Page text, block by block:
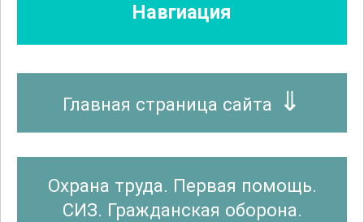
Навгиация
Главная страница сайта
Охрана труда. Первая помощь.
СИЗ. Гражданская оборона.